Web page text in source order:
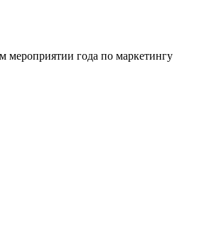
мероприятии года по маркетингу